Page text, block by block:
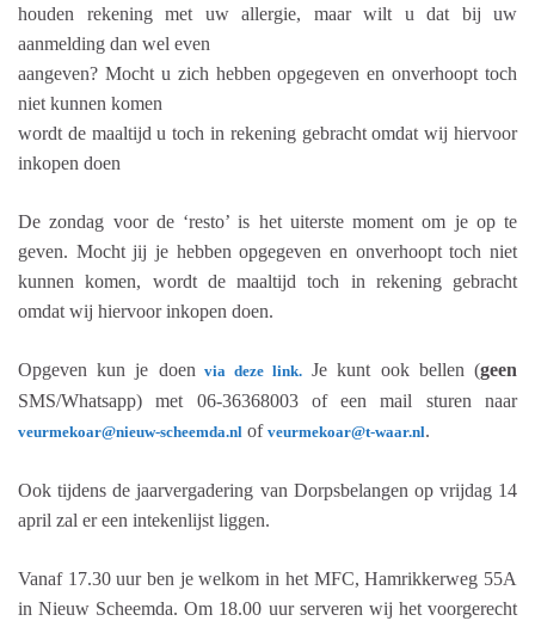
houden rekening met uw allergie, maar wilt u dat bij uw
aanmelding dan wel even
aangeven? Mocht u zich hebben opgegeven en onverhoopt toch
niet kunnen komen
wordt de maaltijd u toch in rekening gebracht omdat wij hiervoor
inkopen doen
De zondag voor de ‘resto’ is het uiterste moment om je op te
geven. Mocht jij je hebben opgegeven en onverhoopt toch niet
kunnen komen, wordt de maaltijd toch in rekening gebracht
omdat wij hiervoor inkopen doen.
Opgeven kun je doen via deze link. Je kunt ook bellen (geen
SMS/Whatsapp) met 06-36368003 of een mail sturen naar
veurmekoar@nieuw-scheemda.nl of veurmekoar@t-waar.nl.
Ook tijdens de jaarvergadering van Dorpsbelangen op vrijdag 14
april zal er een intekenlijst liggen.
Vanaf 17.30 uur ben je welkom in het MFC, Hamrikkerweg 55A
in Nieuw Scheemda. Om 18.00 uur serveren wij het voorgerecht